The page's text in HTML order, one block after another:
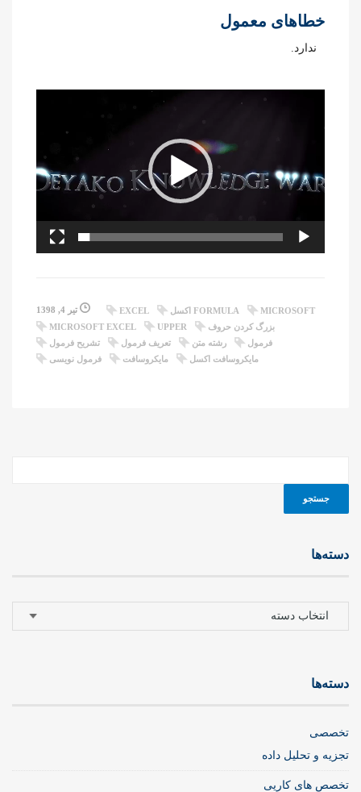
خطاهای معمول
ندارد.
تیر 4, 1398 EXCEL FORMULA اکسل
MICROSOFT
MICROSOFT EXCEL
UPPER
بزرگ کردن حروف
تشریح فرمول
تعریف فرمول رشته متن
فرمول
فرمول نویسی
مایکروسافت مایکروسافت اکسل
دسته‌ها
دسته‌ها
تخصصی
تجزیه و تحلیل داده
تخصص های کاریی